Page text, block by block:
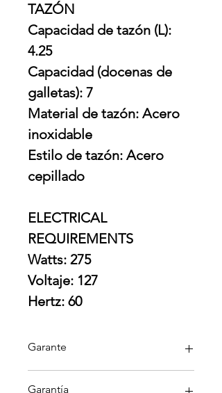
TAZÓN
Capacidad de tazón (L):
4.25
Capacidad (docenas de
galletas): 7
Material de tazón: Acero
inoxidable
Estilo de tazón: Acero
cepillado
ELECTRICAL
REQUIREMENTS
Watts: 275
Voltaje: 127
Hertz: 60
Garante
Garantía